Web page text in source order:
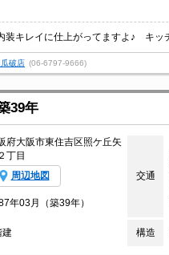
破店 (06-6797-9666)
39年
府大阪市東住吉区照ケ丘矢
丁目
周辺地図 交通
年03月（築39年）
建 構造